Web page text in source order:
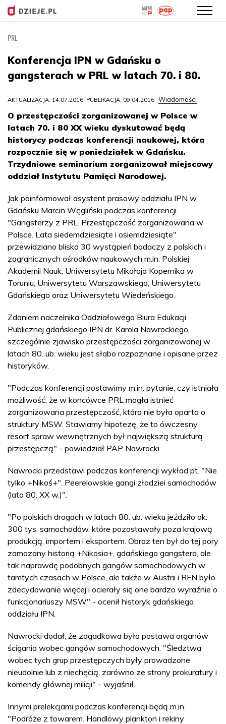
treści
PRL
Konferencja IPN w Gdańsku o
gangsterach w PRL w latach 70. i 80.
AKTUALIZACJA: 14.07.2016, PUBLIKACJA: 09.04.2016 Wiadomości
O przestępczości zorganizowanej w Polsce w
latach 70. i 80 XX wieku dyskutować będą
historycy podczas konferencji naukowej, która
rozpocznie się w poniedziałek w Gdańsku.
Trzydniowe seminarium zorganizował miejscowy
oddział Instytutu Pamięci Narodowej.
Jak poinformował asystent prasowy oddziału IPN w
Gdańsku Marcin Węgliński podczas konferencji
"Gangsterzy z PRL. Przestępczość zorganizowana w
Polsce. Lata siedemdziesiąte i osiemdziesiąte"
przewidziano blisko 30 wystąpień badaczy z polskich i
zagranicznych ośrodków naukowych m.in. Polskiej
Akademii Nauk, Uniwersytetu Mikołaja Kopernika w
Toruniu, Uniwersytetu Warszawskiego, Uniwersytetu
Gdańskiego oraz Uniwersytetu Wiedeńskiego.
Zdaniem naczelnika Oddziałowego Biura Edukacji
Publicznej gdańskiego IPN dr. Karola Nawrockiego,
szczególnie zjawisko przestępczości zorganizowanej w
latach 80. ub. wieku jest słabo rozpoznane i opisane przez
historyków.
"Podczas konferencji postawimy m.in. pytanie, czy istniała
możliwość, że w koncówce PRL mogła istnieć
zorganizowana przestępczość, która nie była oparta o
struktury MSW. Stawiamy hipotezę, że to ówczesny
resort spraw wewnętrznych był największą strukturą
przestępczą" - powiedział PAP Nawrocki.
Nawrocki przedstawi podczas konferencji wykład pt. "Nie
tylko +Nikoś+". Peerelowskie gangi złodziei samochodów
(lata 80. XX w.)".
"Po polskich drogach w latach 80. ub. wieku jeździło ok.
300 tys. samochodów, które pozostawały poza krajową
produkcją, importem i eksportem. Obraz ten był do tej pory
zamazany historią +Nikosia+, gdańskiego gangstera, ale
tak naprawdę podobnych gangów samochodowych w
tamtych czasach w Polsce, ale także w Austrii i RFN było
zdecydowanie więcej i ocierały się one bardzo wyraźnie o
funkcjonariuszy MSW" - ocenił historyk gdańskiego
oddziału IPN.
Nawrocki dodał, że zagadkowa była postawa organów
ścigania wobec gangów samochodowych. "Śledztwa
wobec tych grup przestępczych były prowadzone
nieudolnie lub z niechęcią, zarówno ze strony prokuratury i
komendy głównej milicji" - wyjaśnił.
Innymi prelekcjami podczas konferencji będą m.in.
"Podróże z towarem. Handlowy plankton i rekiny